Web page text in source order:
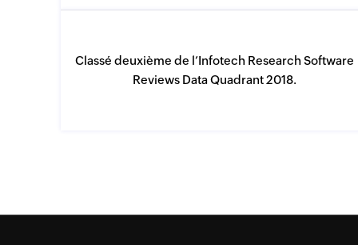
Classé deuxième de l’Infotech Research Software
Reviews Data Quadrant 2018.